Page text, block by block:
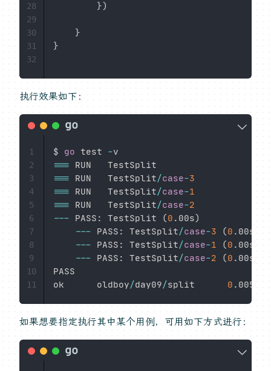
})
}
}
28
29
30
31
32
执行效果如下：
$ go test -
===
=== RUN   TestSplit/case-3
=== RUN   TestSplit/case-1
=== RUN   TestSplit/case-2
--- PASS : TestSplit (0 . 00s)
--- PASS : TestSplit/case-3 (0 . 00s
--- PASS : TestSplit/case-1 (0 . 00s
--- PASS : TestSplit/case-2 (0 . 00s
PASS
ok      oldboy/day09/split 0 .
1
2
3
4
5
6
7
8
9
10
11
如果想要指定执行其中某个用例，可用如下方式进行：